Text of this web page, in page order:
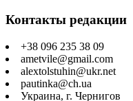
Контакты редакции
+38 096 235 38 09
ametvile@gmail.com
alextolstuhin@ukr.net
pautinka@ch.ua
Украина, г. Чернигов